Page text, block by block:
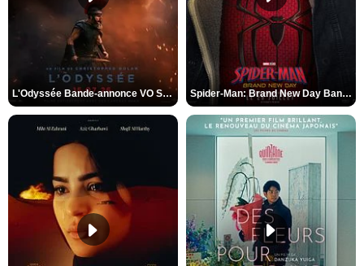
L'Odyssée Bande-annonce VO STFR Spider-Man: Brand New Day Bande-annonce VO STFR